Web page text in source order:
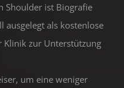
Shoulder ist Biografie
ausgelegt als kostenlose
Klinik zur Unterstützung
um eine weniger